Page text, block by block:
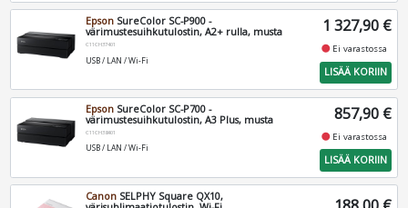
Epson SureColor SC-P900 -
värimustesuihkutulostin, A2+ rulla, musta
C11CH37401
USB / LAN / Wi-Fi
1 327,90 €
fiber_manual_record Ei varastossa
LISÄÄ KORIIN
Epson SureColor SC-P700 -
värimustesuihkutulostin, A3 Plus, musta
C11CH38401
USB / LAN / Wi-Fi
857,90 €
fiber_manual_record Ei varastossa
LISÄÄ KORIIN
Canon SELPHY Square QX10,